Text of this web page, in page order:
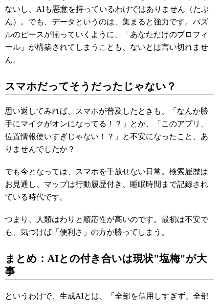
ないし、AIも悪意を持っているわけではありません（たぶ
ん）。でも、データというのは、集まると強力です。パズ
ルのピースが揃っていくように、「あなただけのプロフィ
ール」が構築されてしまうことも、ないとは言い切れませ
ん。
スマホだってそうだったじゃない？
思い返してみれば、スマホが普及したときも、「なんか勝
手にマイクがオンになってる！？」とか、「このアプリ、
位置情報使いすぎじゃない！？」と不安になったこと、あ
りませんでしたか？
でも今となっては、スマホを手放せない日常。検索履歴は
お見通し、マップは行動履歴付き、睡眠時間まで記録され
ている時代です。
つまり、人類はわりと順応性が高いのです。最初は不安で
も、気づけば「便利さ」の方が勝ってしまう。
まとめ：AIとの付き合いは現状"塩梅"が大
事
というわけで、生成AIとは、「全部を信用しすぎず、全部